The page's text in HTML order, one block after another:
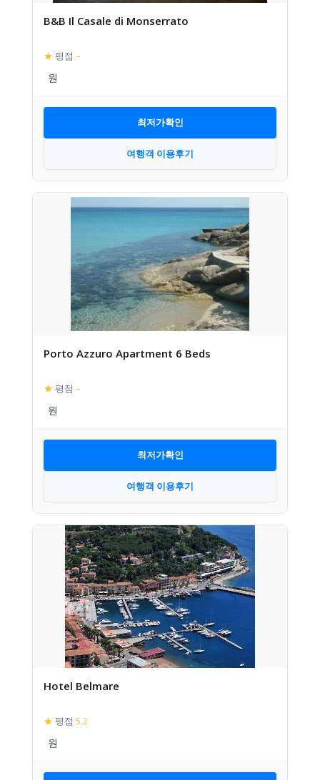
B&B Il Casale di Monserrato
★ 평점 –
최저가확인
여행객 이용후기
Porto Azzuro Apartment 6 Beds
★ 평점 –
최저가확인
여행객 이용후기
Hotel Belmare
★ 평점 5.2